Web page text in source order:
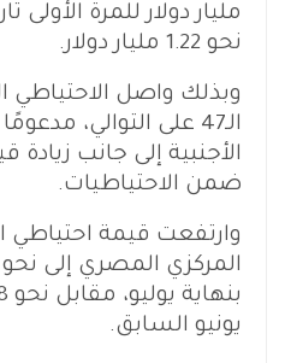
مليار دولار للمرة الأولى
نحو 1.22 مليار دولار.
وبذلك واصل الاحتياطي
الـ47 على التوالي،
الأجنبية إلى جانب زيادة
ضمن الاحتياطيات.
وارتفعت قيمة احتياطي
يونيو السابق.